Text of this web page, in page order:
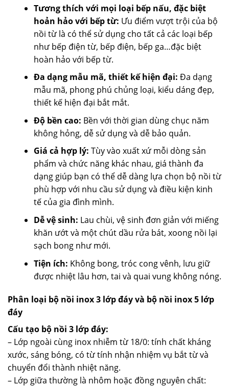
Tương thích với mọi loại bếp nấu, đặc biệt
hoản hảo với bếp từ: Ưu điểm vượt trội của bộ
nồi từ là có thể sử dụng cho tất cả các loại bếp
như bếp điện từ, bếp điện, bếp ga…đặc biệt
hoàn hảo với bếp từ.
Đa dạng mẫu mã, thiết kế hiện đại: Đa dạng
mẫu mã, phong phú chủng loại, kiểu dáng đẹp,
thiết kế hiện đại bắt mắt.
Độ bền cao: Bền với thời gian dùng chục năm
không hỏng, dễ sử dụng và dễ bảo quản.
Giá cả hợp lý: Tùy vào xuất xứ mỗi dòng sản
phẩm và chức năng khác nhau, giá thành đa
dạng giúp bạn có thể dễ dàng lựa chọn bộ nồi từ
phù hợp với nhu cầu sử dụng và điều kiện kinh
tế của gia đình mình.
Dễ vệ sinh: Lau chùi, vệ sinh đơn giản với miếng
khăn ướt và một chút dầu rửa bát, xoong nồi lại
sạch bong như mới.
Tiện ích: Không bong, tróc cong vênh, lưu giữ
được nhiệt lâu hơn, tai và quai vung không nóng.
Phân loại bộ nồi inox 3 lớp đáy và bộ nồi inox 5 lớp
đáy
Cấu tạo bộ nồi 3 lớp đáy:
– Lớp ngoài cùng inox nhiễm từ 18/0: tính chất kháng
xước, sáng bóng, có từ tính nhận nhiệm vụ bắt từ và
chuyển đổi thành nhiệt năng.
– Lớp giữa thường là nhôm hoặc đồng nguyên chất: